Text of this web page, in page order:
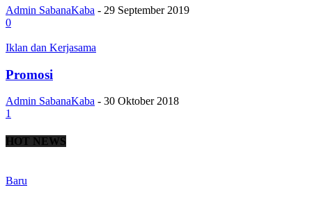
Admin SabanaKaba - 29 September 2019
0
Iklan dan Kerjasama
Promosi
Admin SabanaKaba - 30 Oktober 2018
1
HOT NEWS
Baru